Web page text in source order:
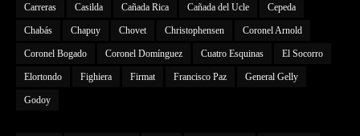
Carreras Casilda Cañada Rica Cañada del Ucle Cepeda
Chabás Chapuy Chovet Christophensen Coronel Arnold
Coronel Bogado Coronel Domínguez Cuatro Esquinas El Socorro
Elortondo Fighiera Firmat Francisco Paz General Gelly
Godoy